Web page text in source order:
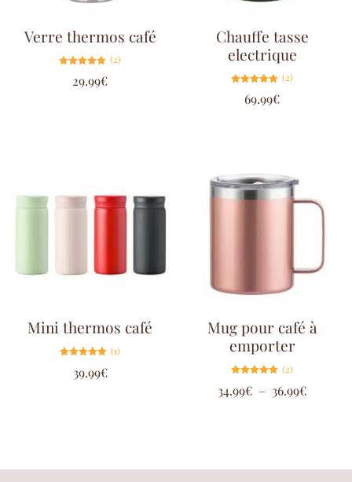
Verre thermos café
5.00
sur 5
(2)
29.99€
Chauffe tasse
electrique
5.00
sur 5
(2)
69.99€
Mini thermos café
5.00
sur 5
(1)
39.99€
Mug pour café à
emporter
5.00
sur 5
(2)
34.99€ – 36.99€